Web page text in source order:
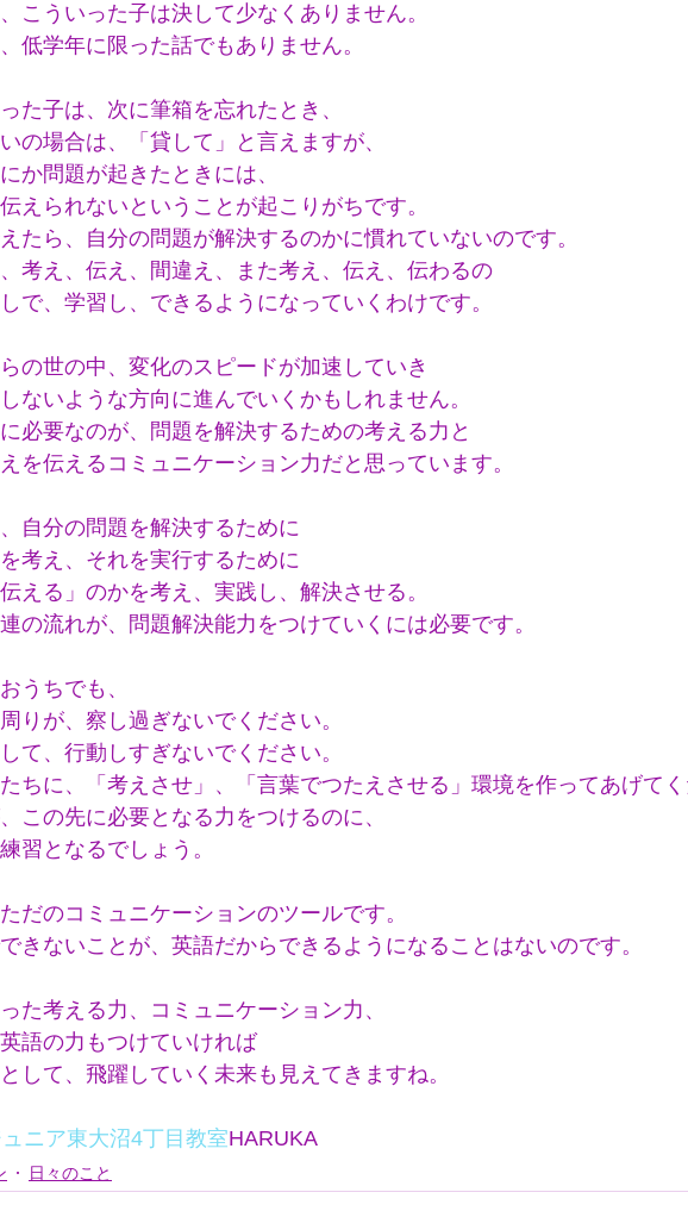
こういった子は決して少なくありません。
低学年に限った話でもありません。
た子は、次に筆箱を忘れたとき、
の場合は、「貸して」と言えますが、
か問題が起きたときには、
えられないということが起こりがちです。
たら、自分の問題が解決するのかに慣れていないのです。
考え、伝え、間違え、また考え、伝え、伝わるの
で、学習し、できるようになっていくわけです。
の世の中、変化のスピードが加速していき
ないような方向に進んでいくかもしれません。
必要なのが、問題を解決するための考える力と
を伝えるコミュニケーション力だと思っています。
自分の問題を解決するために
考え、それを実行するために
伝える」のかを考え、実践し、解決させる。
の流れが、問題解決能力をつけていくには必要です。
うちでも、
りが、察し過ぎないでください。
て、行動しすぎないでください。
ちに、「考えさせ」、「言葉でつたえさせる」環境を作ってあげてく
この先に必要となる力をつけるのに、
習となるでしょう。
だのコミュニケーションのツールです。
きないことが、英語だからできるようになることはないのです。
た考える力、コミュニケーション力、
語の力もつけていければ
して、飛躍していく未来も見えてきますね。
ニア東大沼4丁目教室HARUKA
日々のこと